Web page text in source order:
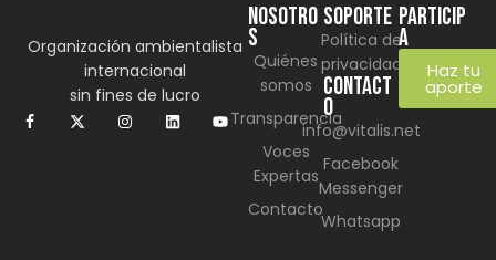
Organización ambientalista
internacional
sin fines de lucro
NOSOTRO
S
Quiénes
somos
Transparencia
Voces
Expertas
Contacto
SOPORTE
Política de
privacidad
CONTACT
O
info@vitalis.net
Facebook
Messenger
Whatsapp
Particip
a
Haz tu
aporte